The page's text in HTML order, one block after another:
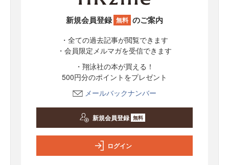
新規会員登録 無料 のご案内
・全ての過去記事が閲覧できます
・会員限定メルマガを受信できます
・翔泳社の本が買える！
500円分のポイントをプレゼント
メールバックナンバー
新規会員登録 無料
ログイン